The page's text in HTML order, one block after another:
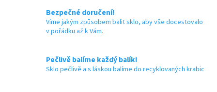
Bezpečné doručení!
Víme jakým způsobem balit sklo, aby vše docestovalo
v pořádku až k Vám.
Pečlivě balíme každý balík!
Sklo pečlivě a s láskou balíme do recyklovaných krabic